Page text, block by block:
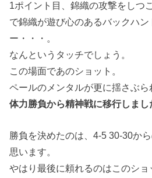
1ポイント目、錦織の攻撃をしつ
で錦織が遊び心のあるバックハン
ー・・・。
なんというタッチでしょう。
この場面であのショット。
ペールのメンタルが更に揺さぶら
体力勝負から精神戦に移行しまし
勝負を決めたのは、4-5 30-30か
思います。
やはり最後に頼れるのはこのショ